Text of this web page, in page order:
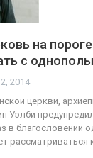
на
с
2014
церкви,
Уэлби
в благословении
рассматриваться